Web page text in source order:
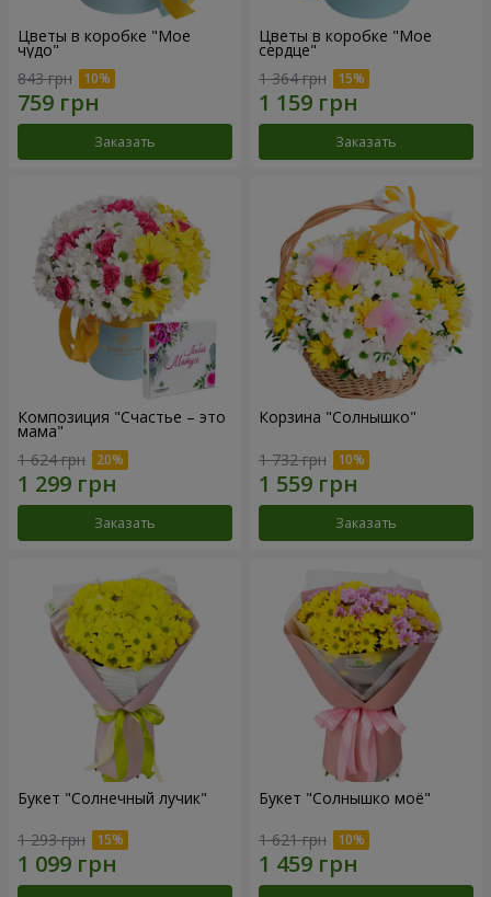
Цветы в коробке "Мое
чудо"
843 грн
Заказать
Цветы в коробке "Мое
сердце"
1 364 грн
Заказать
Композиция "Счастье – это
мама"
1 624 грн
Заказать
Корзина "Солнышко"
1 732 грн
Заказать
Букет "Солнечный лучик"
1 293 грн
Букет "Солнышко моё"
1 621 грн